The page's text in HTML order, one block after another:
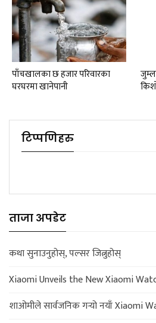
पाँचखालका छ हजार परिवारका
घरघरमा खानेपानी
टिप्पणिहरु
ताजा अपडेट
कथा सुनाउनुहोस्, पल्सर जित्नुहोस्
Xiaomi Unveils the New Xiaomi
शाओमीले सार्वजनिक गर्‍यो नयाँ Xiaomi